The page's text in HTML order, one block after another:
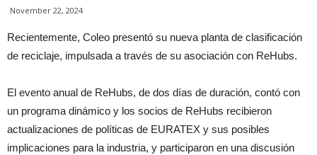
November 22, 2024
Recientemente, Coleo presentó su nueva planta de clasificación
de reciclaje, impulsada a través de su asociación con ReHubs.
El evento anual de ReHubs, de dos días de duración, contó con
un programa dinámico y los socios de ReHubs recibieron
actualizaciones de políticas de EURATEX y sus posibles
implicaciones para la industria, y participaron en una discusión